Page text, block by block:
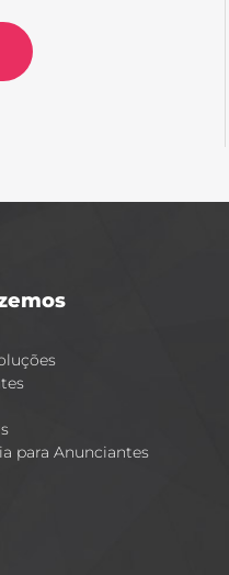
para Anunciantes